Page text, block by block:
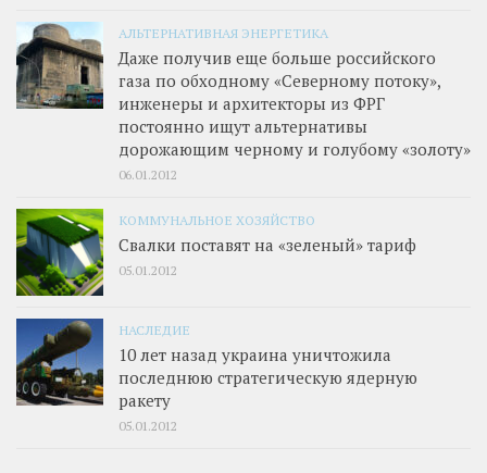
АЛЬТЕРНАТИВНАЯ ЭНЕРГЕТИКА
Даже получив еще больше российского
газа по обходному «Северному потоку»,
инженеры и архитекторы из ФРГ
постоянно ищут альтернативы
дорожающим черному и голубому «золоту»
06.01.2012
КОММУНАЛЬНОЕ ХОЗЯЙСТВО
Свалки поставят на «зеленый» тариф
05.01.2012
НАСЛЕДИЕ
10 лет назад украина уничтожила
последнюю стратегическую ядерную
ракету
05.01.2012